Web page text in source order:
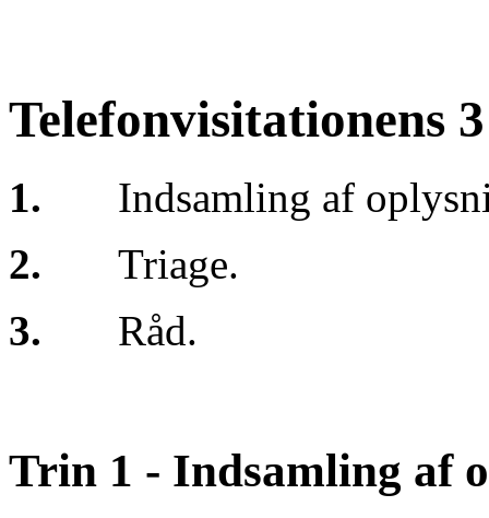
Telefonvisitationens
1. Indsamling af
2. Triage.
3. Råd.
Trin 1 - Indsamling af